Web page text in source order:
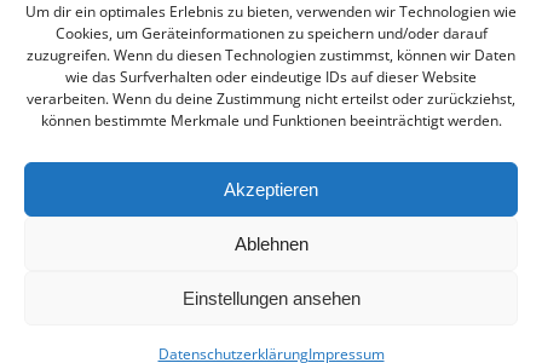
Um dir ein optimales Erlebnis zu bieten, verwenden wir Technologien wie
Cookies, um Geräteinformationen zu speichern und/oder darauf
zuzugreifen. Wenn du diesen Technologien zustimmst, können wir Daten
wie das Surfverhalten oder eindeutige IDs auf dieser Website
verarbeiten. Wenn du deine Zustimmung nicht erteilst oder zurückziehst,
können bestimmte Merkmale und Funktionen beeinträchtigt werden.
Akzeptieren
Ablehnen
Einstellungen ansehen
DatenschutzerklärungImpressum
Telefon: 09282 979080
E-mail: verwaltung@msfrankenwald.de
Impressum Datenschutz